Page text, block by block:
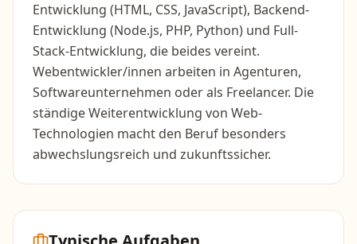
Entwicklung (HTML, CSS, JavaScript), Backend-
Entwicklung (Node.js, PHP, Python) und Full-
Stack-Entwicklung, die beides vereint.
Webentwickler/innen arbeiten in Agenturen,
Softwareunternehmen oder als Freelancer. Die
ständige Weiterentwicklung von Web-
Technologien macht den Beruf besonders
abwechslungsreich und zukunftssicher.